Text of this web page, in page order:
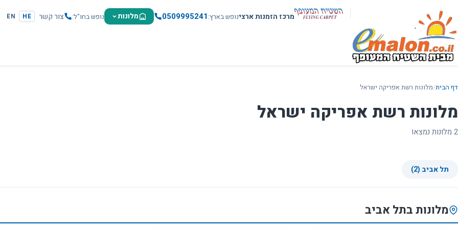
מרכז הזמנות ארצינופש בארץ 0509995241 מלונות נופש בחו"ל צור קשר HE
EN
דף הבית/מלונות רשת אפריקה ישראל
מלונות רשת אפריקה ישראל
2 מלונות נמצאו
תל אביב (2)
מלונות בתל אביב